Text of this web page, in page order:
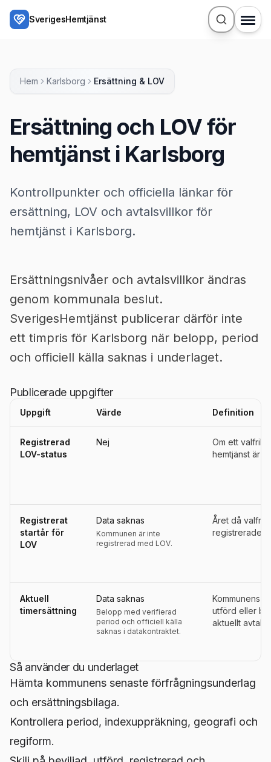
Hoppa till huvudinnehåll
SverigesHemtjänst
Hem Karlsborg Ersättning & LOV
Ersättning och LOV för
hemtjänst i Karlsborg
Kontrollpunkter och officiella länkar för
ersättning, LOV och avtalsvillkor för
hemtjänst i Karlsborg.
Ersättningsnivåer och avtalsvillkor ändras
genom kommunala beslut.
SverigesHemtjänst publicerar därför inte
ett timpris för Karlsborg när belopp, period
och officiell källa saknas i underlaget.
Publicerade uppgifter
Uppgift Värde Definition
Registrerad
LOV-status
Nej
Om ett
hemtjänst är
Registrerat
startår för
LOV
Data saknas
Kommunen är inte
registrerad med LOV.
Året då
registrerades
Aktuell
timersättning
Data saknas
Belopp med verifierad
period och officiell källa
saknas i datakontraktet.
Kommunens
utförd eller
aktuellt
Så använder du underlaget
Hämta kommunens senaste förfrågningsunderlag
och ersättningsbilaga.
Kontrollera period, indexuppräkning, geografi och
regiform.